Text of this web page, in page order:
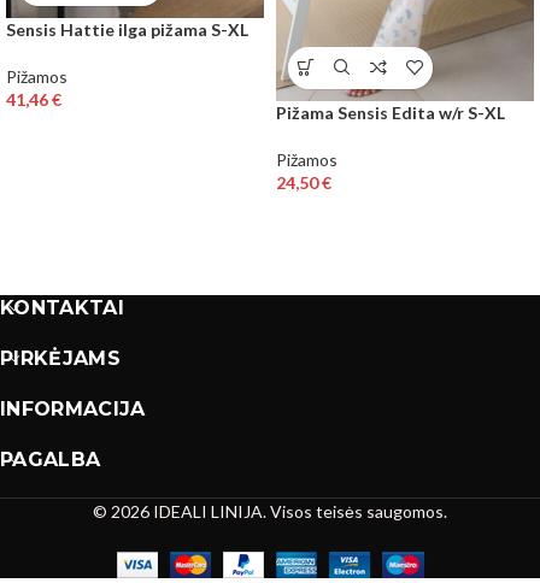
Sensis Hattie ilga pižama S-XL
Pižamos
41,46€
Pižama Sensis Edita w/r S-XL
Pižamos
24,50€
KONTAKTAI
PIRKĖJAMS
INFORMACIJA
PAGALBA
© 2026 IDEALI LINIJA. Visos teisės saugomos.